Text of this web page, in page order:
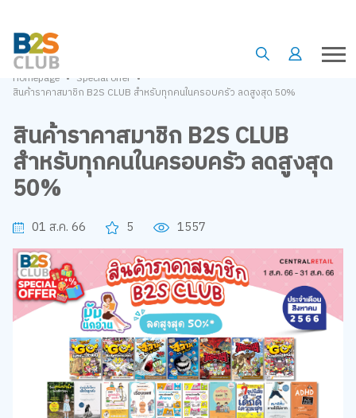
Homepage • Special offer •
สินค้าราคาสมาชิก B2S CLUB สำหรับทุกคนในครอบครัว ลดสูงสุด 50%
สินค้าราคาสมาชิก B2S CLUB
สำหรับทุกคนในครอบครัว ลดสูงสุด
50%
01 ส.ค. 66 5 1557